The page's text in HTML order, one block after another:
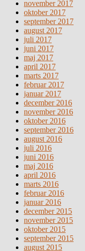
november 2017
oktober 2017
september 2017
august 2017
juli 2017
juni 2017
maj 2017
april 2017
marts 2017
februar 2017
januar 2017
december 2016
november 2016
oktober 2016
september 2016
august 2016
juli 2016
juni 2016
maj 2016
april 2016
marts 2016
februar 2016
januar 2016
december 2015
november 2015
oktober 2015
september 2015
august 2015